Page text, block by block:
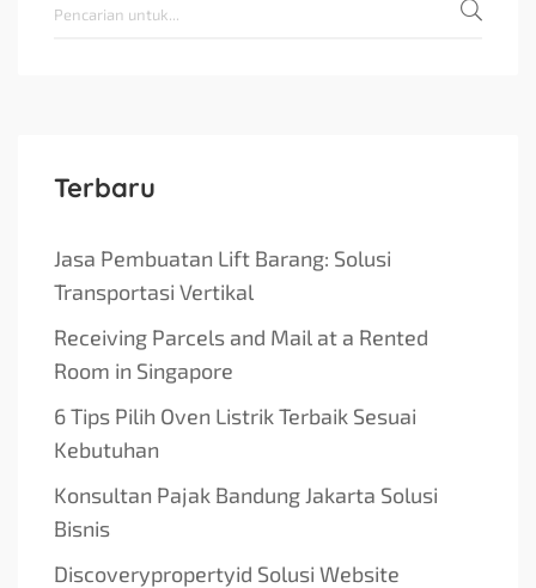
Terbaru
Jasa Pembuatan Lift Barang: Solusi
Transportasi Vertikal
Receiving Parcels and Mail at a Rented
Room in Singapore
6 Tips Pilih Oven Listrik Terbaik Sesuai
Kebutuhan
Konsultan Pajak Bandung Jakarta Solusi
Bisnis
Discoverypropertyid Solusi Website